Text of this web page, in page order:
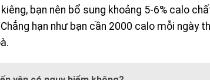
bạn nên bổ sung khoảng 5-6% calo
hạn như bạn cần 2000 calo mỗi ngày